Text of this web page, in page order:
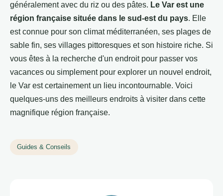
généralement avec du riz ou des pâtes. Le Var est une
région française située dans le sud-est du pays. Elle
est connue pour son climat méditerranéen, ses plages de
sable fin, ses villages pittoresques et son histoire riche. Si
vous êtes à la recherche d'un endroit pour passer vos
vacances ou simplement pour explorer un nouvel endroit,
le Var est certainement un lieu incontournable. Voici
quelques-uns des meilleurs endroits à visiter dans cette
magnifique région française.
Guides & Conseils